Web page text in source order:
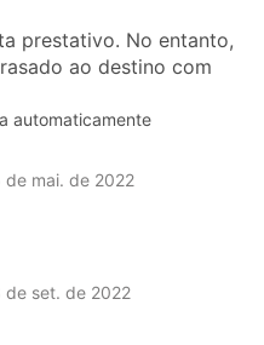
prestativo. No entanto,
ao destino com
automaticamente
de mai. de 2022
de set. de 2022